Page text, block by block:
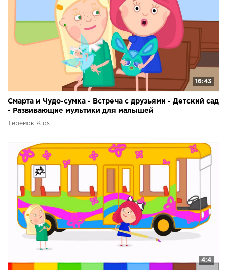
16:43
Смарта и Чудо-сумка - Встреча с друзьями - Детский сад
- Развивающие мультики для малышей
Теремок Kids
4:4